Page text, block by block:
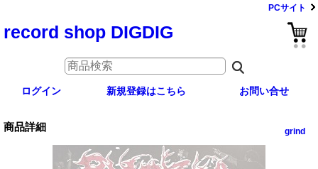
PCサイト
record shop DIGDIG
ログイン 新規登録はこちら お問い合せ
商品詳細 grind